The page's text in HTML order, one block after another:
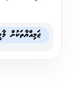
ޖަމިއްޔާތަކުން